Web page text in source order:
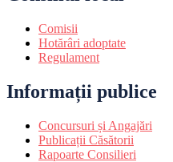
Comisii
Hotărâri adoptate
Regulament
Informații publice
Concursuri și Angajări
Publicații Căsătorii
Rapoarte Consilieri